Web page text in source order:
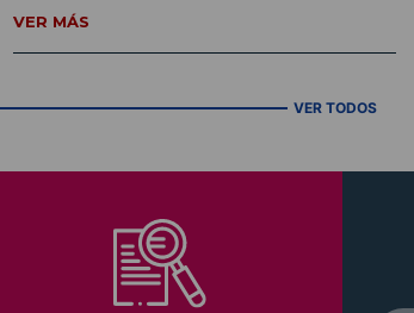
VER MÁS
VER TODOS